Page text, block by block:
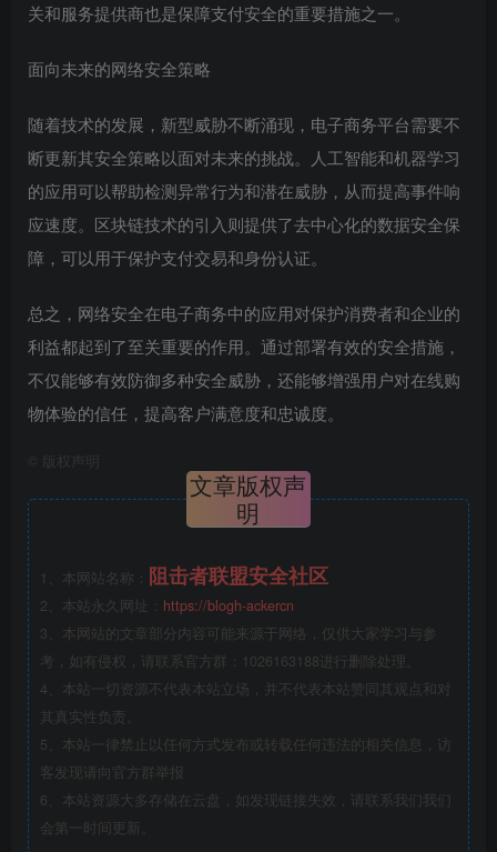
关和服务提供商也是保障支付安全的重要措施之一。
面向未来的网络安全策略
随着技术的发展，新型威胁不断涌现，电子商务平台需要不
断更新其安全策略以面对未来的挑战。人工智能和机器学习
的应用可以帮助检测异常行为和潜在威胁，从而提高事件响
应速度。区块链技术的引入则提供了去中心化的数据安全保
障，可以用于保护支付交易和身份认证。
总之，网络安全在电子商务中的应用对保护消费者和企业的
利益都起到了至关重要的作用。通过部署有效的安全措施，
不仅能够有效防御多种安全威胁，还能够增强用户对在线购
物体验的信任，提高客户满意度和忠诚度。
版权声明
文章版权声
明
1、本网站名称： 阻击者联盟安全社区
2、本站永久网址： https://blogh-ackercn
3、本网站的文章部分内容可能来源于网络，仅供大家学习与参
考，如有侵权，请联系官方群：1026163188进行删除处理。
4、本站一切资源不代表本站立场，并不代表本站赞同其观点和对
其真实性负责。
5、本站一律禁止以任何方式发布或转载任何违法的相关信息，访
客发现请向官方群举报
6、本站资源大多存储在云盘，如发现链接失效，请联系我们我们
会第一时间更新。